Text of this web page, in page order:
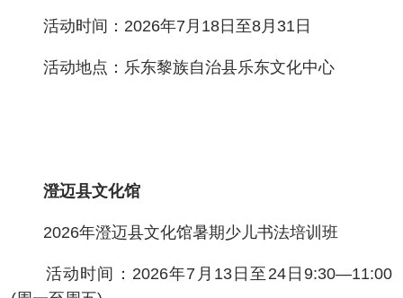
活动时间：2026年7月18日至8月31日
活动地点：乐东黎族自治县乐东文化中心
澄迈县文化馆
2026年澄迈县文化馆暑期少儿书法培训班
活动时间：2026年7月13日至24日9:30—11:00